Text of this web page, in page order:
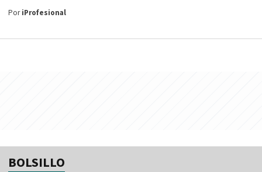
PoriProfesional
BOLSILLO